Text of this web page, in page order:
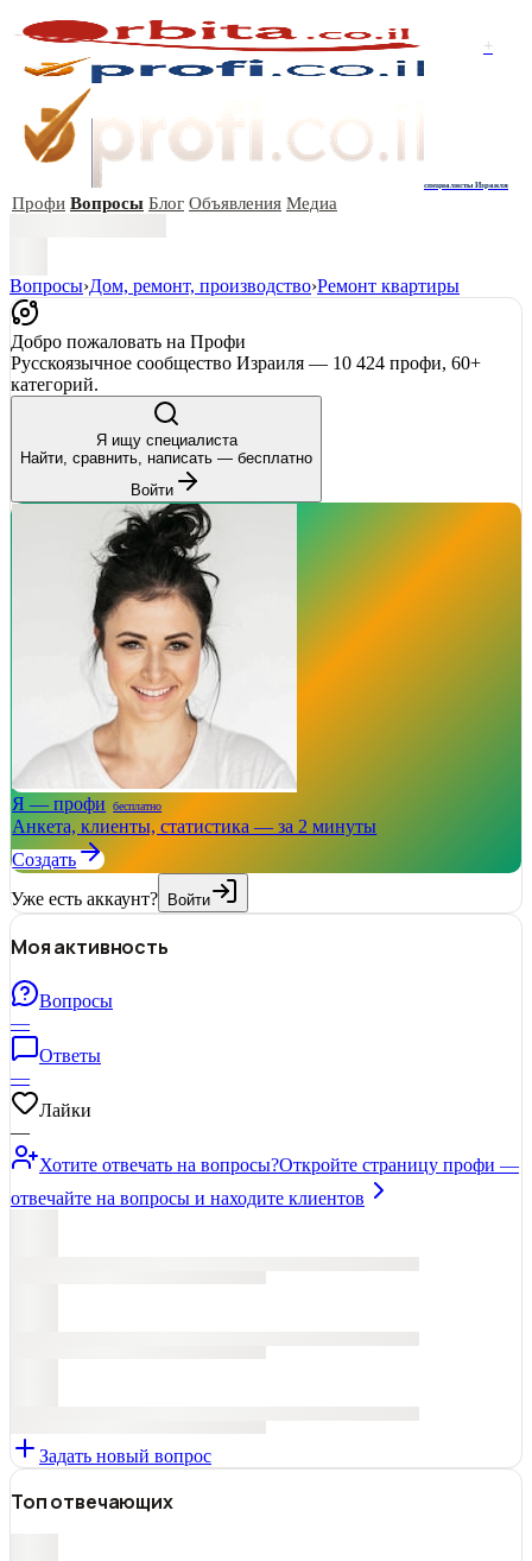
+
специалисты Израиля
Профи Вопросы Блог Объявления Медиа
Вопросы›Дом, ремонт, производство›Ремонт квартиры
Добро пожаловать на Профи
Русскоязычное сообщество Израиля — 10 424 профи, 60+
категорий.
Я ищу специалиста
Найти, сравнить, написать — бесплатно
Войти
Я — профи бесплатно
Анкета, клиенты, статистика — за 2 минуты
Создать
Уже есть аккаунт? Войти
Моя активность
Вопросы
—
Ответы
—
Лайки
—
Хотите отвечать на вопросы?Откройте страницу профи —
отвечайте на вопросы и находите клиентов
Задать новый вопрос
Топ отвечающих